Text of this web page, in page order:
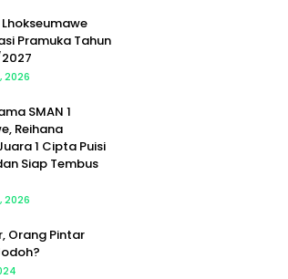
Lhokseumawe
Pramuka Tahun
2026
SMAN 1
Reihana
1 Cipta Puisi
Siap Tembus
2026
Orang Pintar